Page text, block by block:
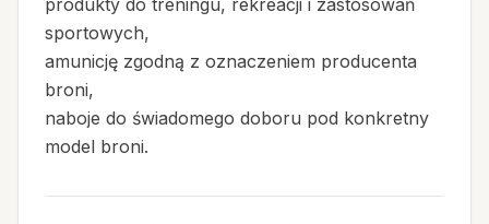
produkty do treningu, rekreacji i zastosowań
sportowych,
amunicję zgodną z oznaczeniem producenta
broni,
naboje do świadomego doboru pod konkretny
model broni.